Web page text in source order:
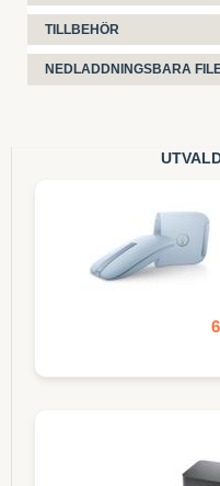
TILLBEHÖR
NEDLADDNINGSBARA